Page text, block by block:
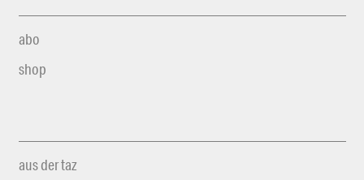
abo
shop
aus der taz